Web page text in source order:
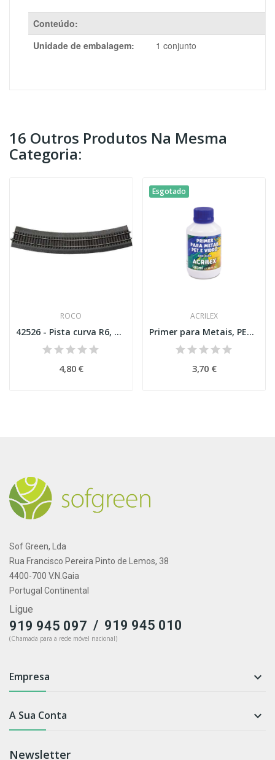
Conteúdo:
Unidade de embalagem:
1 conjunto
16 Outros Produtos Na Mesma
Categoria:
ROCO
42526 - Pista curva R6, 30 °
4,80 €
Esgotado
ACRILEX
Primer para Metais, PET e Vidro 100ml
3,70 €
Sof Green, Lda
Rua Francisco Pereira Pinto de Lemos, 38
4400-700 V.N.Gaia
Portugal Continental
Ligue
919 945 097 / 919 945 010
(Chamada para a rede móvel nacional)
Empresa 
A Sua Conta 
Newsletter